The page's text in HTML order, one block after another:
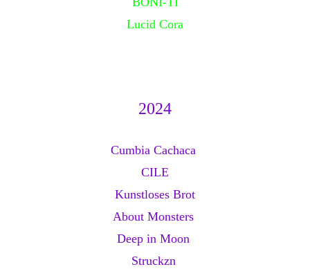
Lucid Cora
2024
Cumbia Cachaca
CILE
Kunstloses Brot
About Monsters
Deep in Moon
Struckzn